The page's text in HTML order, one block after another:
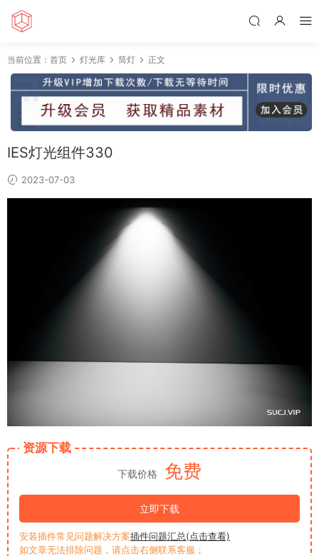
当前位置： 首页 灯光库 筒灯 正文
IES灯光组件330
2023-07-03
资源下载
下载价格 免费
立即下载
安装插件常见问题解决方案插件问题汇总(点击查看)
如文章无法排除问题，请点击右侧联系客服；